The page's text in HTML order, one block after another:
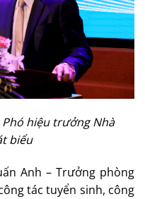
Phó hiệu trưởng Nhà
biểu
Anh – Trưởng phòng
tác tuyển sinh, công